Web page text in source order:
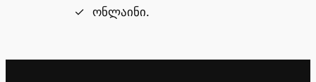
ონლაინი.